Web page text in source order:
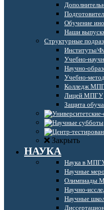
Обучение
Наши
Структурные
Институты/
Учебно-
Научно-
Учебно-
Колледж
Лицей МПГУ
Защита
Закрыть
НАУКА
Наука в
Научные
Олимпиады
Научно-
Научные